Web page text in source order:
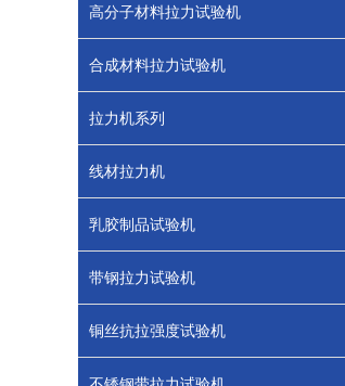
高分子材料拉力试验机
合成材料拉力试验机
拉力机系列
线材拉力机
乳胶制品试验机
带钢拉力试验机
铜丝抗拉强度试验机